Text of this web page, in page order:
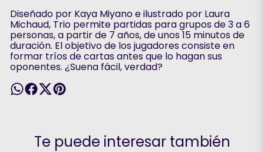
Diseñado por Kaya Miyano e ilustrado por Laura
Michaud, Trio permite partidas para grupos de 3 a 6
personas, a partir de 7 años, de unos 15 minutos de
duración. El objetivo de los jugadores consiste en
formar tríos de cartas antes que lo hagan sus
oponentes. ¿Suena fácil, verdad?
Te puede interesar también